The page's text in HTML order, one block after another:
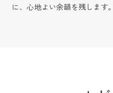
に、心地よい余韻を残します。